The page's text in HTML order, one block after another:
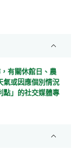
有關休館日、農
氣或因應個別情況
點」的社交媒體專